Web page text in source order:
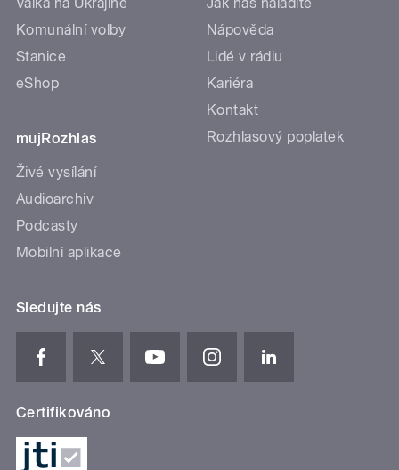
Válka na Ukrajině
Komunální volby
Stanice
eShop
mujRozhlas
Živé vysílání
Audioarchiv
Podcasty
Mobilní aplikace
Jak nás naladíte
Nápověda
Lidé v rádiu
Kariéra
Kontakt
Rozhlasový poplatek
Sledujte nás
Certifikováno